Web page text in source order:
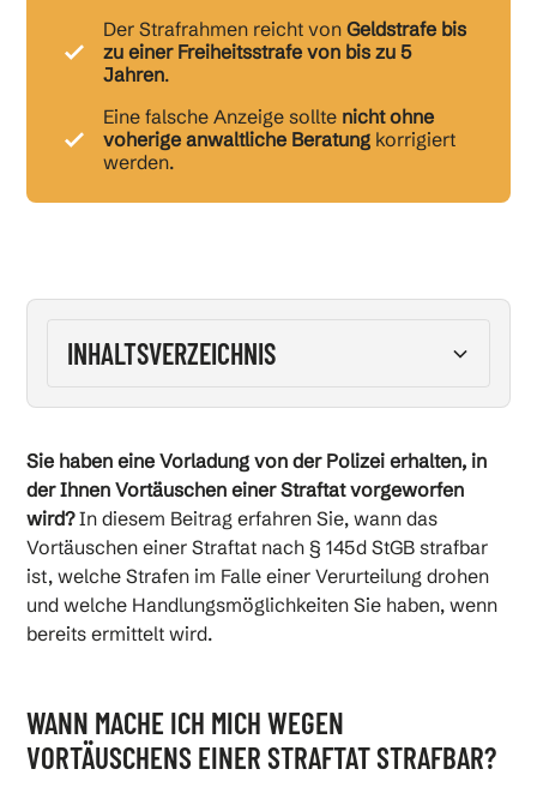
Der Strafrahmen reicht vonGeldstrafe bis
zu einer Freiheitsstrafe von bis zu 5
Jahren.
Eine falsche Anzeige sollte nicht ohne
voherige anwaltliche Beratung korrigiert
werden.
INHALTSVERZEICHNIS
Straftat strafbar?
Typische Fälle aus der Praxis
Was ist der Unterschied zur falschen
Verdächtigung gemäß § 164 StGB?
Welche Strafe droht beim Vortäuschen einer
Straftat?
Sie haben eine Vorladung von der Polizei erhalten, in
der Ihnen Vortäuschen einer Straftat vorgeworfen
wird?In diesem Beitrag erfahren Sie, wann das
Vortäuschen einer Straftat nach § 145d StGB strafbar
ist, welche Strafen im Falle einer Verurteilung drohen
und welche Handlungsmöglichkeiten Sie haben, wenn
bereits ermittelt wird.
WANN MACHE ICH MICH WEGEN
VORTÄUSCHENS EINER STRAFTAT STRAFBAR?